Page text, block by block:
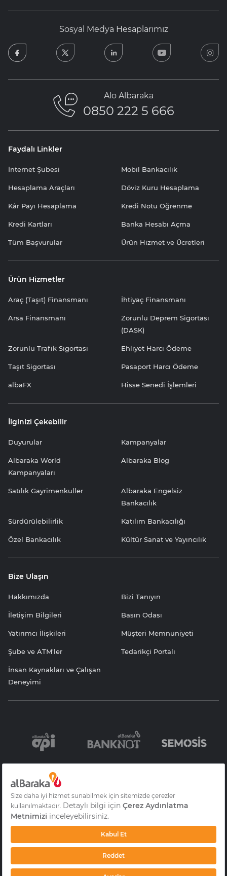
Sosyal Medya Hesaplarımız
facebook
Alo Albaraka
0850 222 5 666
Faydalı Linkler
İnternet Şubesi Mobil Bankacılık
Hesaplama Araçları Döviz Kuru Hesaplama
Kâr Payı Hesaplama Kredi Notu Öğrenme
Kredi Kartları Banka Hesabı Açma
Tüm Başvurular Ürün Hizmet ve Ücretleri
Ürün Hizmetler
Araç (Taşıt) Finansmanı İhtiyaç Finansmanı
Arsa Finansmanı
Zorunlu Deprem Sigortası
(DASK)
Zorunlu Trafik Sigortası Ehliyet Harcı Ödeme
Taşıt Sigortası Pasaport Harcı Ödeme
albaFX Hisse Senedi İşlemleri
İlginizi Çekebilir
Duyurular Kampanyalar
Albaraka World
Kampanyaları
Albaraka Blog
Satılık Gayrimenkuller
Albaraka Engelsiz
Bankacılık
Sürdürülebilirlik Katılım Bankacılığı
Özel Bankacılık Kültür Sanat ve Yayıncılık
Bize Ulaşın
Hakkımızda Bizi Tanıyın
İletişim Bilgileri Basın Odası
Yatırımcı İlişkileri Müşteri Memnuniyeti
Şube ve ATM'ler Tedarikçi Portalı
İnsan Kaynakları ve Çalışan
Deneyimi
Bilgi Toplumu
Hizmetleri
Sözleşme ve
Formlar
KVKK Aydınlatma
Metni